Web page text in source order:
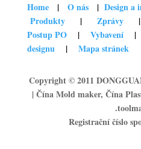
Home | O nás | Design a
Produkty | Zprávy
Postup PO| Vybavení |
designu
| Mapa stránek
Copyright © 2011
| Čína Mold maker, Čína
Registrační číslo